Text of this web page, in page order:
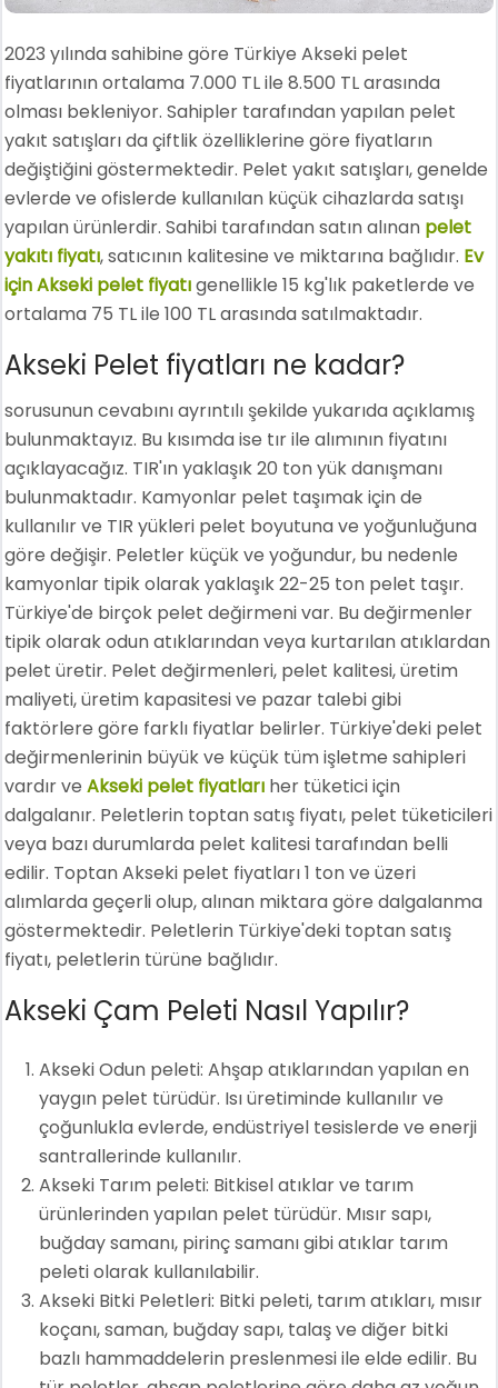
2023 yılında sahibine göre Türkiye Akseki pelet
fiyatlarının ortalama 7.000 TL ile 8.500 TL arasında
olması bekleniyor. Sahipler tarafından yapılan pelet
yakıt satışları da çiftlik özelliklerine göre fiyatların
değiştiğini göstermektedir. Pelet yakıt satışları, genelde
evlerde ve ofislerde kullanılan küçük cihazlarda satışı
yapılan ürünlerdir. Sahibi tarafından satın alınan pelet
yakıtı fiyatı, satıcının kalitesine ve miktarına bağlıdır. Ev
için Akseki pelet fiyatıgenellikle 15 kg'lık paketlerde ve
ortalama 75 TL ile 100 TL arasında satılmaktadır.
Akseki Pelet fiyatları ne kadar?
sorusunun cevabını ayrıntılı şekilde yukarıda açıklamış
bulunmaktayız. Bu kısımda ise tır ile alımının fiyatını
açıklayacağız. TIR'ın yaklaşık 20 ton yük danışmanı
bulunmaktadır. Kamyonlar pelet taşımak için de
kullanılır ve TIR yükleri pelet boyutuna ve yoğunluğuna
göre değişir. Peletler küçük ve yoğundur, bu nedenle
kamyonlar tipik olarak yaklaşık 22-25 ton pelet taşır.
Türkiye'de birçok pelet değirmeni var. Bu değirmenler
tipik olarak odun atıklarından veya kurtarılan atıklardan
pelet üretir. Pelet değirmenleri, pelet kalitesi, üretim
maliyeti, üretim kapasitesi ve pazar talebi gibi
faktörlere göre farklı fiyatlar belirler. Türkiye'deki pelet
değirmenlerinin büyük ve küçük tüm işletme sahipleri
vardır veAkseki pelet fiyatları her tüketici için
dalgalanır. Peletlerin toptan satış fiyatı, pelet tüketicileri
veya bazı durumlarda pelet kalitesi tarafından belli
edilir. Toptan Akseki pelet fiyatları 1 ton ve üzeri
alımlarda geçerli olup, alınan miktara göre dalgalanma
göstermektedir. Peletlerin Türkiye'deki toptan satış
fiyatı, peletlerin türüne bağlıdır.
Akseki Çam Peleti Nasıl Yapılır?
Akseki Odun peleti: Ahşap atıklarından yapılan en
yaygın pelet türüdür. Isı üretiminde kullanılır ve
çoğunlukla evlerde, endüstriyel tesislerde ve enerji
santrallerinde kullanılır.
Akseki Tarım peleti: Bitkisel atıklar ve tarım
ürünlerinden yapılan pelet türüdür. Mısır sapı,
buğday samanı, pirinç samanı gibi atıklar tarım
peleti olarak kullanılabilir.
Akseki Bitki Peletleri: Bitki peleti, tarım atıkları, mısır
koçanı, saman, buğday sapı, talaş ve diğer bitki
bazlı hammaddelerin preslenmesi ile elde edilir. Bu